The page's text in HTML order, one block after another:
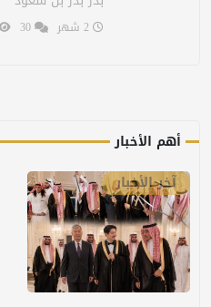
أهم الأخبار
آخر الأخبار